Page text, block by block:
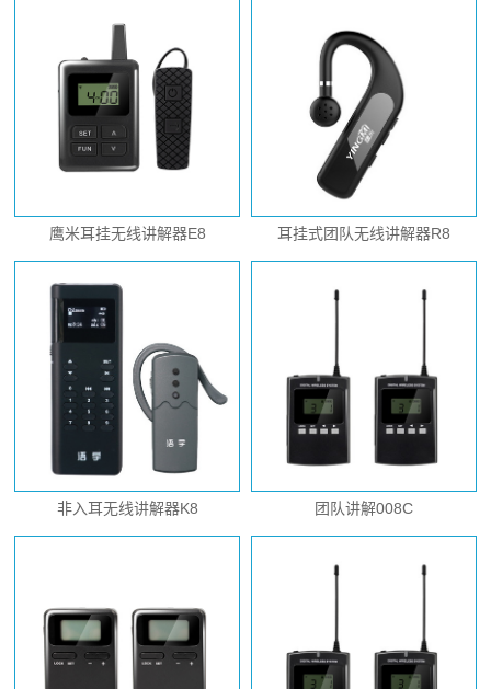
鹰米耳挂无线讲解器E8 耳挂式团队无线讲解器R8
非入耳无线讲解器K8 团队讲解008C